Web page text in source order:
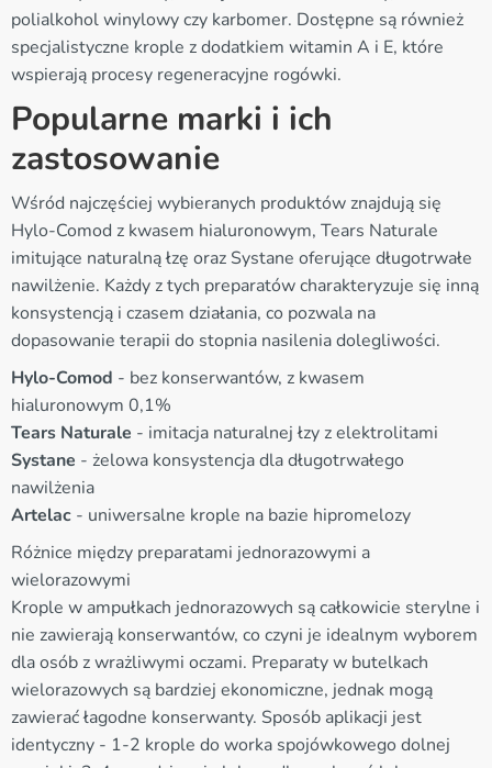
polialkohol winylowy czy karbomer. Dostępne są również
specjalistyczne krople z dodatkiem witamin A i E, które
wspierają procesy regeneracyjne rogówki.
Popularne marki i ich
zastosowanie
Wśród najczęściej wybieranych produktów znajdują się
Hylo-Comod z kwasem hialuronowym, Tears Naturale
imitujące naturalną łzę oraz Systane oferujące długotrwałe
nawilżenie. Każdy z tych preparatów charakteryzuje się inną
konsystencją i czasem działania, co pozwala na
dopasowanie terapii do stopnia nasilenia dolegliwości.
Hylo-Comod - bez konserwantów, z kwasem
hialuronowym 0,1%
Tears Naturale - imitacja naturalnej łzy z elektrolitami
Systane - żelowa konsystencja dla długotrwałego
nawilżenia
Artelac - uniwersalne krople na bazie hipromelozy
Różnice między preparatami jednorazowymi a
wielorazowymi
Krople w ampułkach jednorazowych są całkowicie sterylne i
nie zawierają konserwantów, co czyni je idealnym wyborem
dla osób z wrażliwymi oczami. Preparaty w butelkach
wielorazowych są bardziej ekonomiczne, jednak mogą
zawierać łagodne konserwanty. Sposób aplikacji jest
identyczny - 1-2 krople do worka spojówkowego dolnej